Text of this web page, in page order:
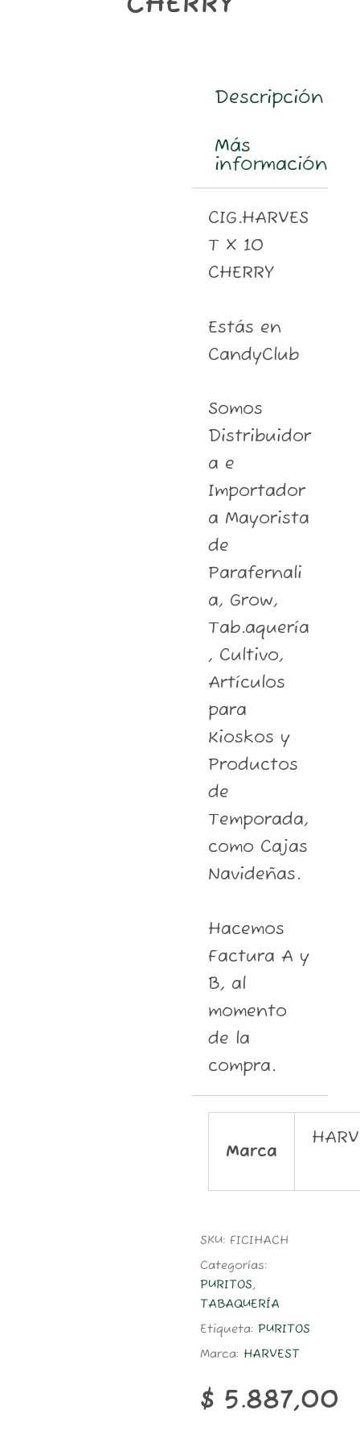
Descripción
Más
información
CIG.HARVES
T X 10
CHERRY
Estás en
CandyClub
Somos
Distribuidor
a e
Importador
a Mayorista
de
Parafernali
a, Grow,
Tab.aquería
, Cultivo,
Artículos
para
Kioskos y
Productos
de
Temporada,
como Cajas
Navideñas.
Hacemos
Factura A y
B, al
momento
de la
compra.
Marca
SKU: FICIHACH
Categorías:
PURITOS,
TABAQUERÍA
Etiqueta:PURITOS
Marca:HARVEST
$ 5.887,00